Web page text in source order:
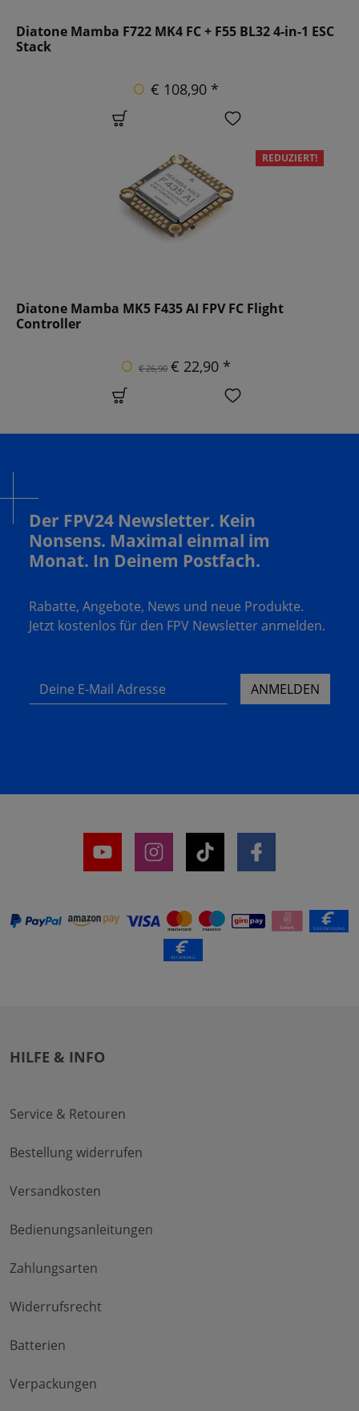
Diatone Mamba F722 MK4 FC + F55 BL32 4-in-1 ESC
Stack
€ 108,90 *
REDUZIERT!
Diatone Mamba MK5 F435 AI FPV FC Flight
Controller
€ 26,90 € 22,90 *
Der FPV24 Newsletter. Kein
Nonsens. Maximal einmal im
Monat. In Deinem Postfach.
Rabatte, Angebote, News und neue Produkte.
Jetzt kostenlos für den FPV Newsletter anmelden.
Deine E-Mail Adresse ANMELDEN
HILFE & INFO
Service & Retouren
Bestellung widerrufen
Versandkosten
Bedienungsanleitungen
Zahlungsarten
Widerrufsrecht
Batterien
Verpackungen